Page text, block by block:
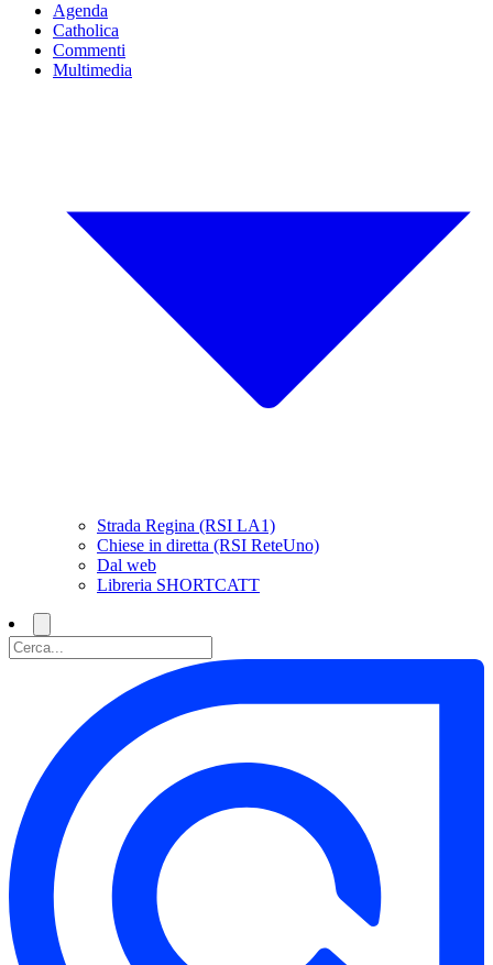
Agenda
Catholica
Commenti
Multimedia
Strada Regina (RSI LA1)
Chiese in diretta (RSI ReteUno)
Dal web
Libreria SHORTCATT